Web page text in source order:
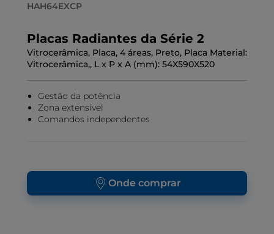
HAH64EXCP
Placas Radiantes da Série 2
Vitrocerâmica, Placa, 4 áreas, Preto, Placa Material:
Vitrocerâmica,, L x P x A (mm): 54X590X520
Gestão da potência
Zona extensível
Comandos independentes
Onde comprar